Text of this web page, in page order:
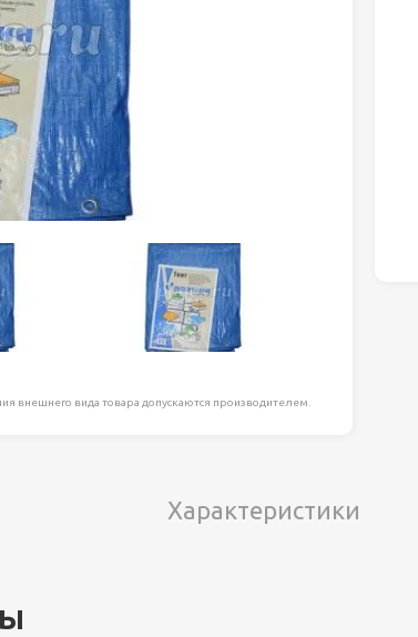
работ на
и
сада, отдыха
внешнего вида товара допускаются производителем.
Характеристики